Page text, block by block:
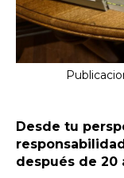
Desde tu
después de 20